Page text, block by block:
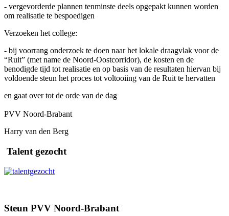
- vergevorderde plannen tenminste deels opgepakt kunnen worden
om realisatie te bespoedigen
Verzoeken het college:
- bij voorrang onderzoek te doen naar het lokale draagvlak voor de
“Ruit” (met name de Noord-Oostcorridor), de kosten en de
benodigde tijd tot realisatie en op basis van de resultaten hiervan bij
voldoende steun het proces tot voltooiing van de Ruit te hervatten
en gaat over tot de orde van de dag
PVV Noord-Brabant
Harry van den Berg
Talent gezocht
Steun PVV Noord-Brabant